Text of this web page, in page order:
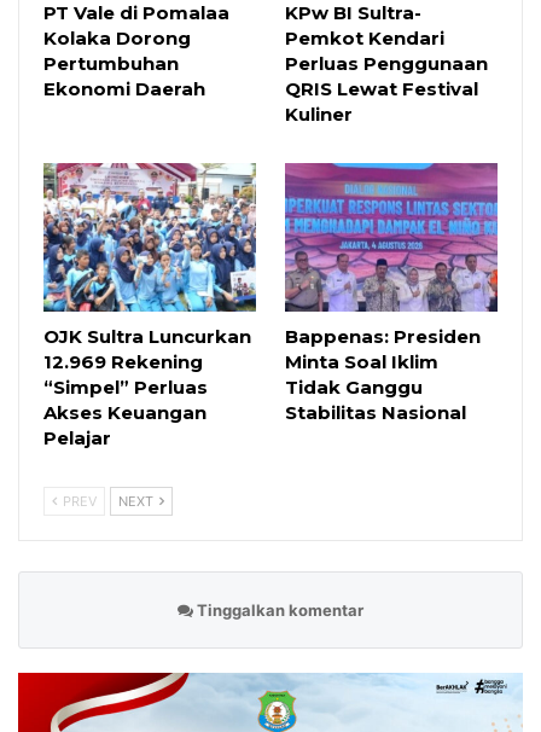
PT Vale di Pomalaa
Kolaka Dorong
Pertumbuhan
Ekonomi Daerah
KPw BI Sultra-
Pemkot Kendari
Perluas Penggunaan
QRIS Lewat Festival
Kuliner
OJK Sultra Luncurkan
12.969 Rekening
“Simpel” Perluas
Akses Keuangan
Pelajar
Bappenas: Presiden
Minta Soal Iklim
Tidak Ganggu
Stabilitas Nasional
PREV NEXT
Tinggalkan komentar